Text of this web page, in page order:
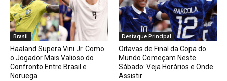
Brasil
Haaland Supera Vini Jr. Como
o Jogador Mais Valioso do
Confronto Entre Brasil e
Noruega
Destaque Principal
Oitavas de Final da Copa do
Mundo Começam Neste
Sábado: Veja Horários e Onde
Assistir